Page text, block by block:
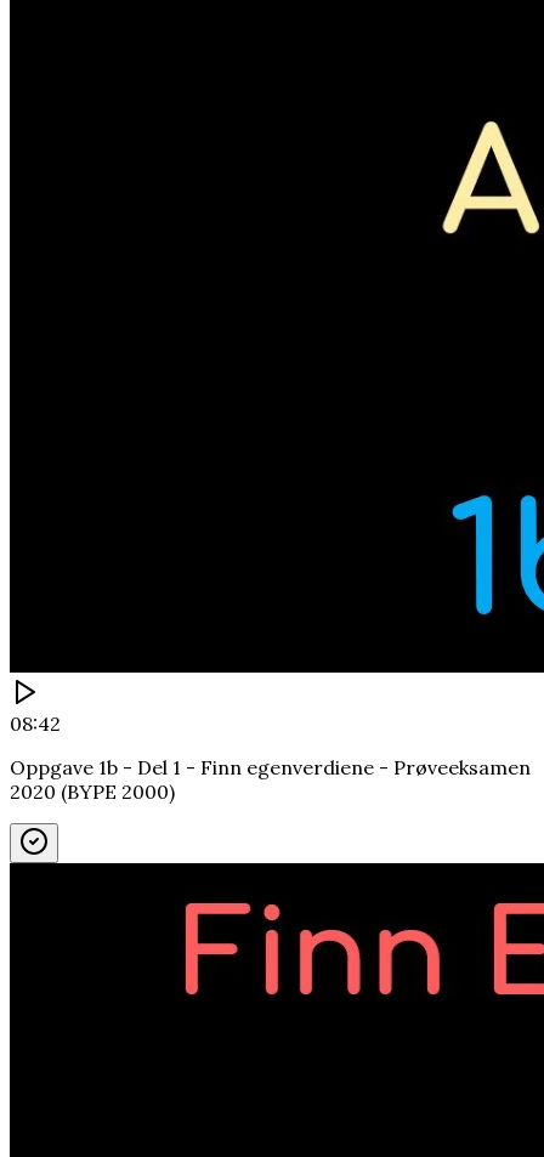
08:42
Oppgave 1b - Del 1 - Finn egenverdiene - Prøveeksamen
2020 (BYPE 2000)